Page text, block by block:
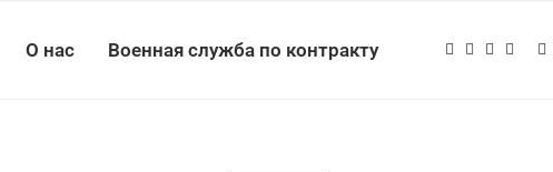
О нас Военная служба по контракту